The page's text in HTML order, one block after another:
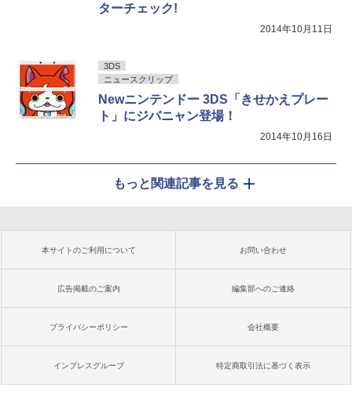
ターチェック!
2014年10月11日
3DS
ニュースクリップ
Newニンテンドー 3DS「きせかえプレー
ト」にジバニャン登場！
2014年10月16日
もっと関連記事を見る
本サイトのご利用について お問い合わせ
広告掲載のご案内 編集部へのご連絡
プライバシーポリシー 会社概要
インプレスグループ 特定商取引法に基づく表示